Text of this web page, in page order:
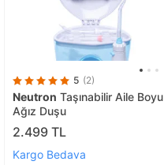
5 (2)
Neutron Taşınabilir Aile Boyu
Ağız Duşu
2.499 TL
Kargo Bedava